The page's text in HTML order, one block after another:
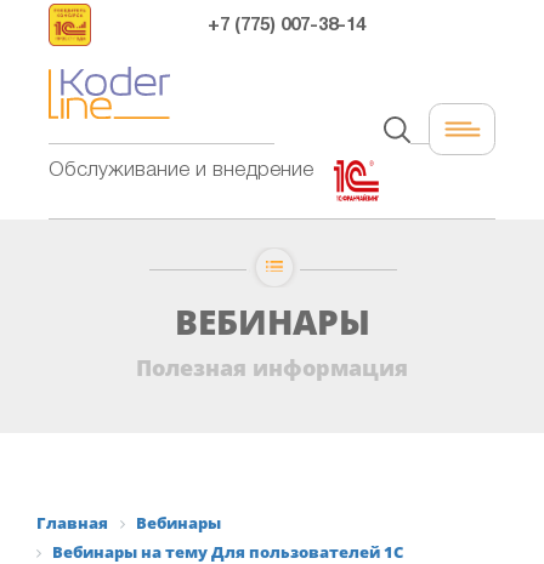
Обслуживание и внедрение
+7 (775) 007-38-14
ВЕБИНАРЫ
Полезная информация
Главная
Вебинары
Вебинары на тему Для пользователей 1С